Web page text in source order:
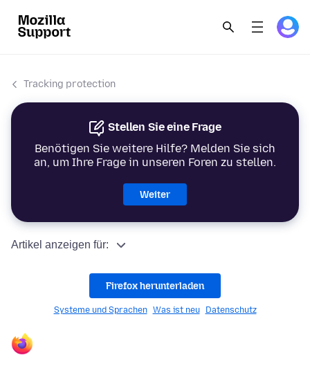
Tracking protection
Stellen Sie eine Frage
Benötigen Sie weitere Hilfe? Melden Sie sich
an, um Ihre Frage in unseren Foren zu stellen.
Weiter
Artikel anzeigen für:
Firefox herunterladen
Systeme und Sprachen Was ist neu Datenschutz